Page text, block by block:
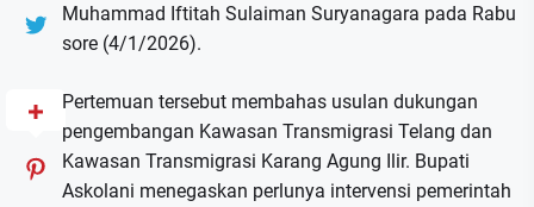
Muhammad Iftitah Sulaiman Suryanagara pada Rabu
sore (4/1/2026).
Pertemuan tersebut membahas usulan dukungan
pengembangan Kawasan Transmigrasi Telang dan
Kawasan Transmigrasi Karang Agung Ilir. Bupati
Askolani menegaskan perlunya intervensi pemerintah